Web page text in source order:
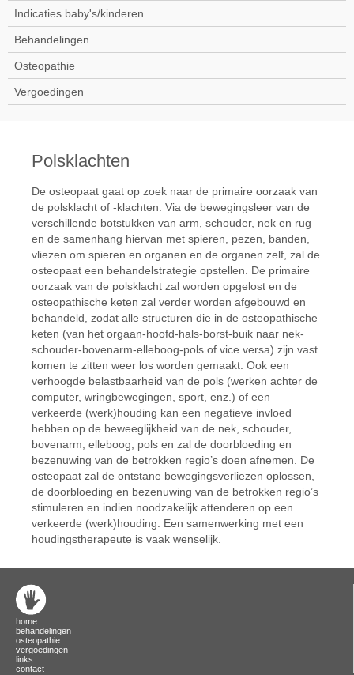
Indicaties baby's/kinderen
Behandelingen
Osteopathie
Vergoedingen
Polsklachten
De osteopaat gaat op zoek naar de primaire oorzaak van
de polsklacht of -klachten. Via de bewegingsleer van de
verschillende botstukken van arm, schouder, nek en rug
en de samenhang hiervan met spieren, pezen, banden,
vliezen om spieren en organen en de organen zelf, zal de
osteopaat een behandelstrategie opstellen. De primaire
oorzaak van de polsklacht zal worden opgelost en de
osteopathische keten zal verder worden afgebouwd en
behandeld, zodat alle structuren die in de osteopathische
keten (van het orgaan-hoofd-hals-borst-buik naar nek-
schouder-bovenarm-elleboog-pols of vice versa) zijn vast
komen te zitten weer los worden gemaakt. Ook een
verhoogde belastbaarheid van de pols (werken achter de
computer, wringbewegingen, sport, enz.) of een
verkeerde (werk)houding kan een negatieve invloed
hebben op de beweeglijkheid van de nek, schouder,
bovenarm, elleboog, pols en zal de doorbloeding en
bezenuwing van de betrokken regio’s doen afnemen. De
osteopaat zal de ontstane bewegingsverliezen oplossen,
de doorbloeding en bezenuwing van de betrokken regio’s
stimuleren en indien noodzakelijk attenderen op een
verkeerde (werk)houding. Een samenwerking met een
houdingstherapeute is vaak wenselijk.
home
behandelingen
osteopathie
vergoedingen
links
contact